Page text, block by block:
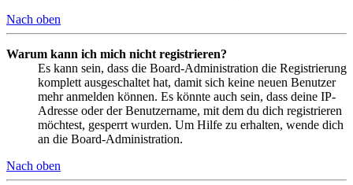
Nach oben
Warum kann ich mich nicht registrieren?
Es kann sein, dass die Board-Administration die Registrierung
komplett ausgeschaltet hat, damit sich keine neuen Benutzer
mehr anmelden können. Es könnte auch sein, dass deine IP-
Adresse oder der Benutzername, mit dem du dich registrieren
möchtest, gesperrt wurden. Um Hilfe zu erhalten, wende dich
an die Board-Administration.
Nach oben